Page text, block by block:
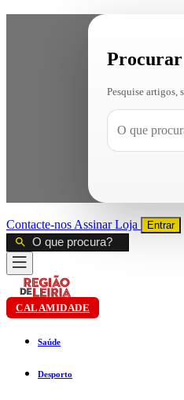
Procurar
Pesquise artigos,
Contacte-nos AssinarLoja Entrar
CALAMIDADE
Saúde
Desporto